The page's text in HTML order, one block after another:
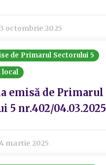
3 octombrie 2025
de Primarul Sectorului 5
emisă de Primarul
5 nr.402/04.03.2025
4 martie 2025